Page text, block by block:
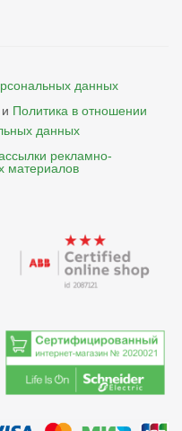
данных
и Политика в отношении
данных
рекламно-
материалов